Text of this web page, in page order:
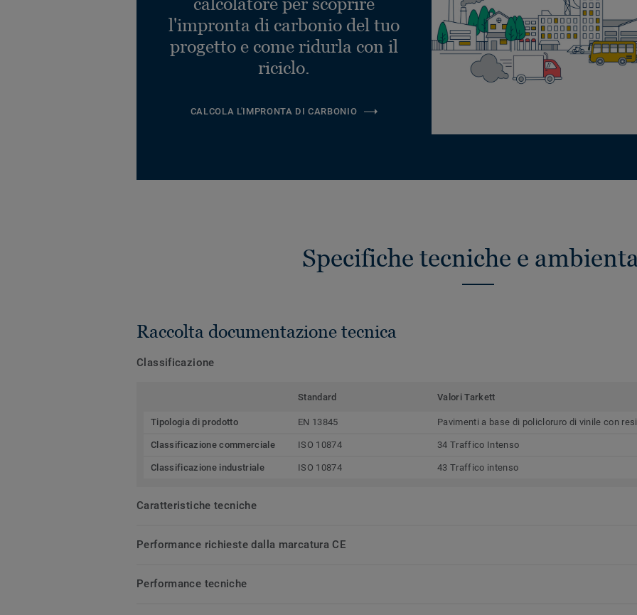
l'impronta di carbonio del tuo
progetto e come ridurla con il
riciclo.
CALCOLA L'IMPRONTA DI CARBONIO
Specifiche tecniche e
Raccolta documentazione tecnica
Classificazione
Standard Valori Tarkett
Tipologia di prodotto EN 13845 Pavimenti a base di policloruro di vinile con
Classificazione commerciale ISO 10874 34 Traffico Intenso
Classificazione industriale ISO 10874 43 Traffico intenso
Caratteristiche tecniche
Performance richieste dalla marcatura CE
Performance tecniche